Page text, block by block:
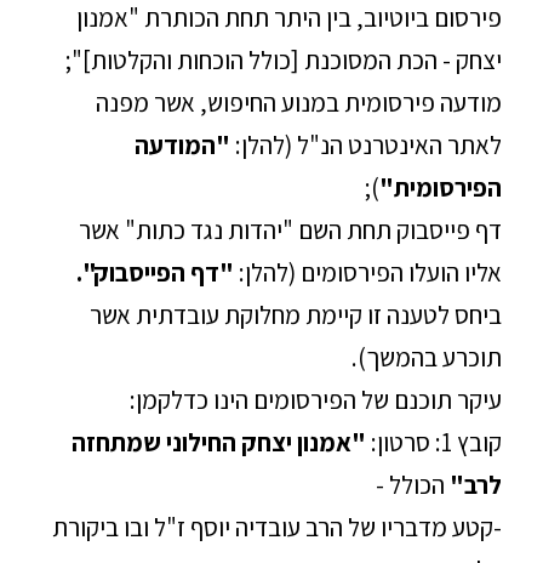
פירסום ביוטיוב, בין היתר תחת הכותרת "אמנון
יצחק - הכת המסוכנת [כולל הוכחות והקלטות]";
מודעה פירסומית במנוע החיפוש, אשר מפנה
לאתר האינטרנט הנ"ל (להלן: "המודעה
הפירסומית");
דף פייסבוק תחת השם "יהדות נגד כתות" אשר
אליו הועלו הפירסומים (להלן: "דף הפייסבוק".
ביחס לטענה זו קיימת מחלוקת עובדתית אשר
תוכרע בהמשך).
עיקר תוכנם של הפירסומים הינו כדלקמן:
קובץ 1: סרטון:
"אמנון יצחק החילוני שמתחזה
לרב" הכולל -
-קטע מדבריו של הרב עובדיה יוסף ז"ל ובו ביקורת